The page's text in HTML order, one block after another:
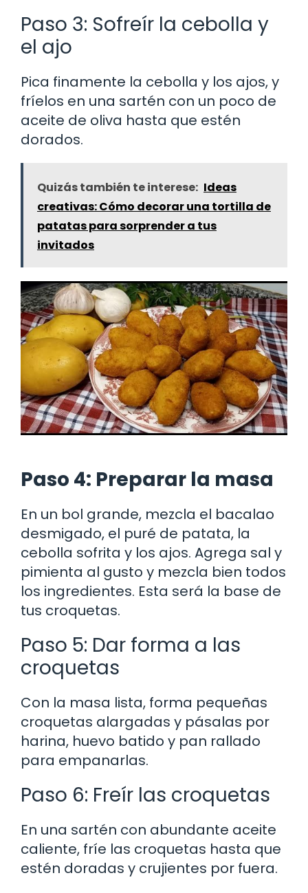
Paso 3: Sofreír la cebolla y
el ajo
Pica finamente la cebolla y los ajos, y
fríelos en una sartén con un poco de
aceite de oliva hasta que estén
dorados.
Quizás también te interese: Ideas
creativas: Cómo decorar una tortilla de
patatas para sorprender a tus
invitados
Paso 4: Preparar la masa
En un bol grande, mezcla el bacalao
desmigado, el puré de patata, la
cebolla sofrita y los ajos. Agrega sal y
pimienta al gusto y mezcla bien todos
los ingredientes. Esta será la base de
tus croquetas.
Paso 5: Dar forma a las
croquetas
Con la masa lista, forma pequeñas
croquetas alargadas y pásalas por
harina, huevo batido y pan rallado
para empanarlas.
Paso 6: Freír las croquetas
En una sartén con abundante aceite
caliente, fríe las croquetas hasta que
estén doradas y crujientes por fuera.